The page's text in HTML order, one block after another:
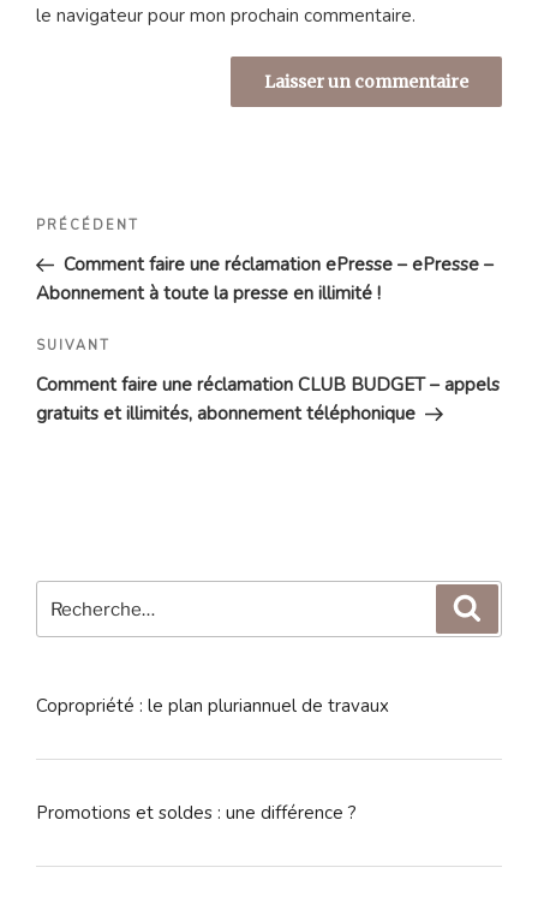
le navigateur pour mon prochain commentaire.
Navigation
l’article
Article
précédent
PRÉCÉDENT
Comment faire une réclamation ePresse – ePresse –
Abonnement à toute la presse en illimité !
Article
suivant
SUIVANT
Comment faire une réclamation CLUB BUDGET – appels
gratuits et illimités, abonnement téléphonique
pour
Copropriété : le plan pluriannuel de travaux
Promotions et soldes : une différence ?